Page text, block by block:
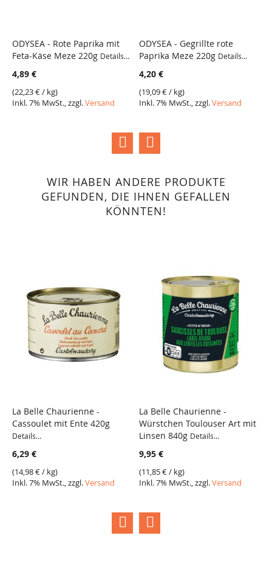
VERGLEICH
ODYSEA - Rote Paprika mit
Feta-Käse Meze 220g Details...
4,89 €
(22,23 €/ kg)
Inkl. 7% MwSt., zzgl.Versand
VERGLEICH
ODYSEA - Gegrillte rote
Paprika Meze 220g Details...
4,20 €
(19,09 €/ kg)
Inkl. 7% MwSt., zzgl.Versand
WIR HABEN ANDERE PRODUKTE
GEFUNDEN, DIE IHNEN GEFALLEN
KÖNNTEN!
La Belle Chaurienne -
Cassoulet mit Ente 420g
Details...
6,29 €
(14,98 €/ kg)
Inkl. 7% MwSt., zzgl.Versand
La Belle Chaurienne -
Würstchen Toulouser Art mit
Linsen 840g Details...
9,95 €
(11,85 €/ kg)
Inkl. 7% MwSt., zzgl.Versand